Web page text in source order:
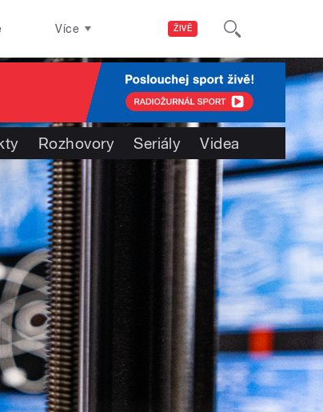
ŽIVĚ
Více
Rozhovory Seriály Videa